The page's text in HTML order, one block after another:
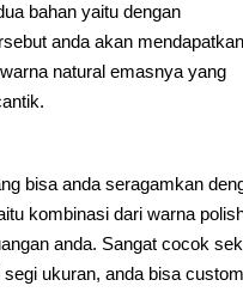
bahan yaitu dengan
anda akan
natural emasnya yang
bisa anda seragamkan
kombinasi dari warna
anda. Sangat cocok
ukuran, anda bisa